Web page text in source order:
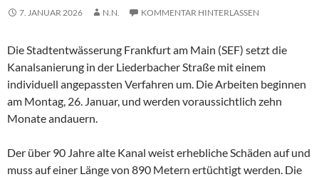
7. JANUAR 2026 N.N. KOMMENTAR HINTERLASSEN
Die Stadtentwässerung Frankfurt am Main (SEF) setzt die
Kanalsanierung in der Liederbacher Straße mit einem
individuell angepassten Verfahren um. Die Arbeiten beginnen
am Montag, 26. Januar, und werden voraussichtlich zehn
Monate andauern.
Der über 90 Jahre alte Kanal weist erhebliche Schäden auf und
muss auf einer Länge von 890 Metern ertüchtigt werden. Die